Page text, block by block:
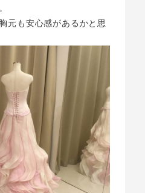
元も安心感があるかと思